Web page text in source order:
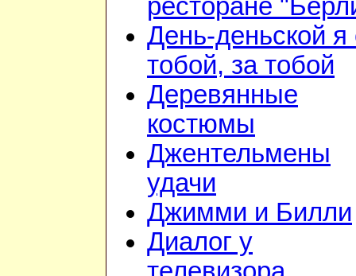
ресторане
День-деньской я
тобой, за тобой
Деревянные
костюмы
Джентельмены
удачи
Джимми и Билли
Диалог у